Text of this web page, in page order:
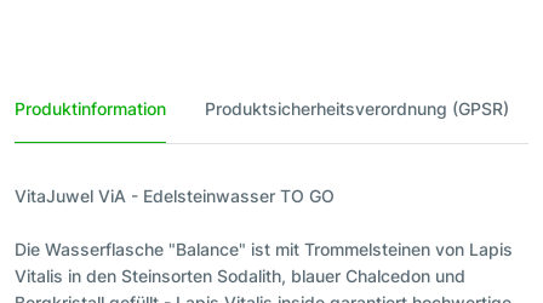
Produktinformation Produktsicherheitsverordnung (GPSR)
VitaJuwel ViA - Edelsteinwasser TO GO
Die Wasserflasche "Balance" ist mit Trommelsteinen von Lapis
Vitalis in den Steinsorten Sodalith, blauer Chalcedon und